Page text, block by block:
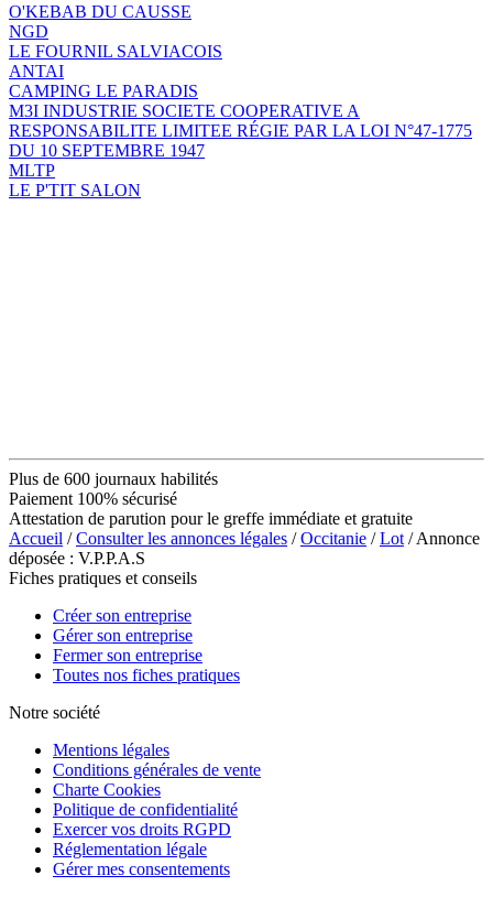
O'KEBAB DU CAUSSE
NGD
LE FOURNIL SALVIACOIS
ANTAI
CAMPING LE PARADIS
M3I INDUSTRIE SOCIETE COOPERATIVE A
RESPONSABILITE LIMITEE RÉGIE PAR LA LOI N°47-1775
DU 10 SEPTEMBRE 1947
MLTP
LE P'TIT SALON
Plus de 600 journaux habilités
Paiement 100% sécurisé
Attestation de parution pour le greffe immédiate et gratuite
Accueil /Consulter les annonces légales /Occitanie /Lot / Annonce
déposée : V.P.P.A.S
Fiches pratiques et conseils
Créer son entreprise
Gérer son entreprise
Fermer son entreprise
Toutes nos fiches pratiques
Notre société
Mentions légales
Conditions générales de vente
Charte Cookies
Politique de confidentialité
Exercer vos droits RGPD
Réglementation légale
Gérer mes consentements